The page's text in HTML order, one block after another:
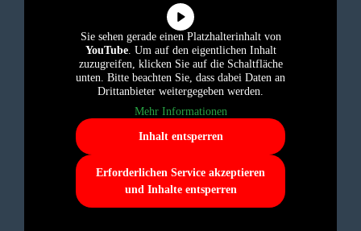
Sie sehen gerade einen Platzhalterinhalt von
YouTube. Um auf den eigentlichen Inhalt
zuzugreifen, klicken Sie auf die Schaltfläche
unten. Bitte beachten Sie, dass dabei Daten an
Drittanbieter weitergegeben werden.
Mehr Informationen
Inhalt entsperren
Erforderlichen Service akzeptieren
und Inhalte entsperren